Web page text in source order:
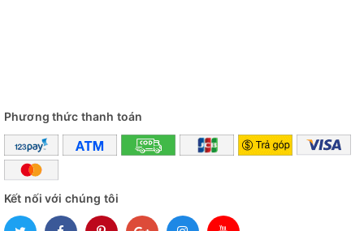
Phương thức thanh toán
Kết nối với chúng tôi